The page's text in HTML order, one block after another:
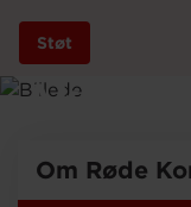
Gå
Støt
Om Røde